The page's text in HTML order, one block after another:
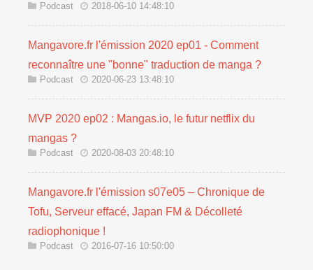
Podcast 2018-06-10 14:48:10
Mangavore.fr l'émission 2020 ep01 - Comment
reconnaître une "bonne" traduction de manga ?
Podcast 2020-06-23 13:48:10
MVP 2020 ep02 : Mangas.io, le futur netflix du
mangas ?
Podcast 2020-08-03 20:48:10
Mangavore.fr l'émission s07e05 – Chronique de
Tofu, Serveur effacé, Japan FM & Décolleté
radiophonique !
Podcast 2016-07-16 10:50:00